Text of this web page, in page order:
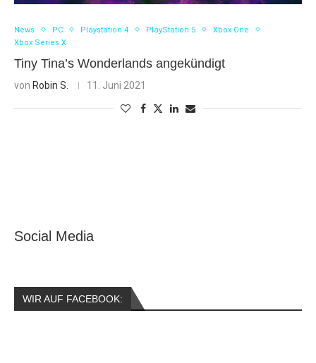
News PC Playstation 4 PlayStation 5
Xbox One
Xbox Series X
Tiny Tina’s Wonderlands angekündigt
von Robin S. 11. Juni 2021
Social Media
WIR AUF FACEBOOK: